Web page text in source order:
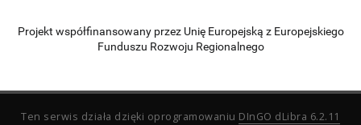
Projekt współfinansowany przez Unię Europejską z Europejskiego
Funduszu Rozwoju Regionalnego
Ten serwis działa dzięki oprogramowaniu DInGO dLibra 6.2.11